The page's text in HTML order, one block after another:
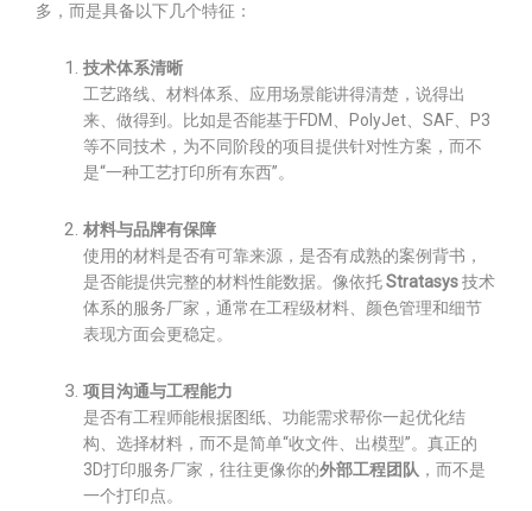
多，而是具备以下几个特征：
技术体系清晰
工艺路线、材料体系、应用场景能讲得清楚，说得出
来、做得到。比如是否能基于FDM、PolyJet、SAF、P3
等不同技术，为不同阶段的项目提供针对性方案，而不
是“一种工艺打印所有东西”。
材料与品牌有保障
使用的材料是否有可靠来源，是否有成熟的案例背书，
是否能提供完整的材料性能数据。像依托Stratasys技术
体系的服务厂家，通常在工程级材料、颜色管理和细节
表现方面会更稳定。
项目沟通与工程能力
是否有工程师能根据图纸、功能需求帮你一起优化结
构、选择材料，而不是简单“收文件、出模型”。真正的
3D打印服务厂家，往往更像你的外部工程团队 ，而不是
一个打印点。